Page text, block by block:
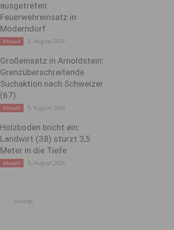
ausgetreten:
Feuerwehreinsatz in
Möderndorf
Aktuell 5. August 2026
Großeinsatz in Arnoldstein:
Grenzüberschreitende
Suchaktion nach Schweizer
(67)
Aktuell 5. August 2026
Holzboden bricht ein:
Landwirt (38) stürzt 3,5
Meter in die Tiefe
Aktuell 5. August 2026
Anzeige